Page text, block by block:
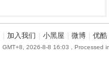
加入我们 小黑屋 微博 优酷
GMT+8, 2026-8-8 16:03 , Processed